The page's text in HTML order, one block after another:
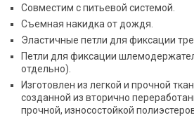
Совместим с питьевой системой.
Съемная накидка от дождя.
Эластичные петли для фиксации
Петли для фиксации
отдельно).
Изготовлен из легкой и прочной
созданной из вторично
прочной, износостойкой